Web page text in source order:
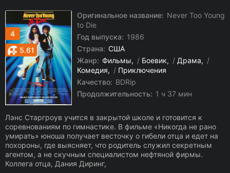
4
5.61
Оригинальное название: Never Too Young
to Die
Год выпуска: 1986
Страна: США
Жанр: Фильмы / Боевик / Драма
/
Комедия
/ Приключения
Качество: BDRip
Продолжительность: 1 ч 37 мин
Лэнс Старгроув учится в закрытой школе и готовится к
соревнованиям по гимнастике. В фильме «Никогда не рано
умирать» юноша получает весточку о гибели отца и едет на
похороны, где выясняет, что родитель служил секретным
агентом, а не скучным специалистом нефтяной фирмы.
Коллега отца, Дания Диринг,